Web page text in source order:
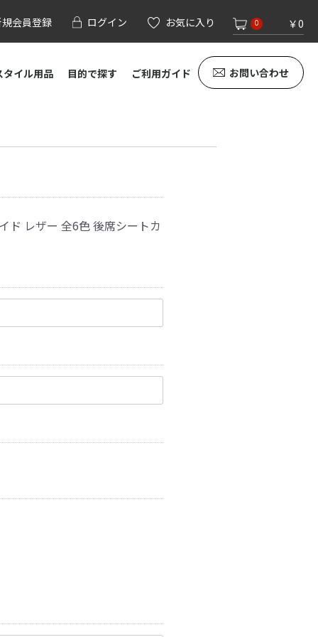
会員登録 ログイン お気に入り 0 ￥0
タイル用品 目的で探す ご利用ガイド お問い合わせ
ド レザー 全6色 後席シートカ